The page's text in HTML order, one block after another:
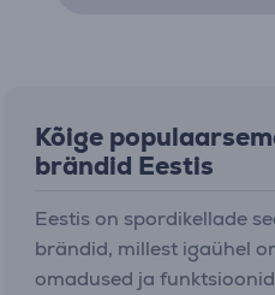
Kõige
brändid Eestis
Eestis on spordikellade
brändid, millest igaühel
omadused ja